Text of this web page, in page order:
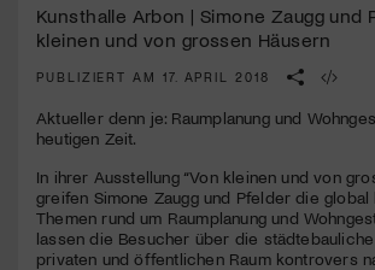
seconds
minutes,
seconds
Kunsthalle Arbon | Simone Zaugg und
kleinen und von grossen Häusern
PUBLIZIERT AM 17. APRIL 2018
Aktueller denn je: Raumplanung und
heutigen Zeit.
In ihrer Ausstellung “Von kleinen und von
greifen Simone Zaugg und Pfelder die
Themen rund um Raumplanung und
lassen die Besucher über die
privaten und öffentlichen Raum kontrovers
Engagiere dich als Kulturliebhaber:in,
Kulturinstitution und unterstütze unsere Arbeit.
Mit deiner Mitgliedschaft erhältst du
Jetzt Mitglied werden